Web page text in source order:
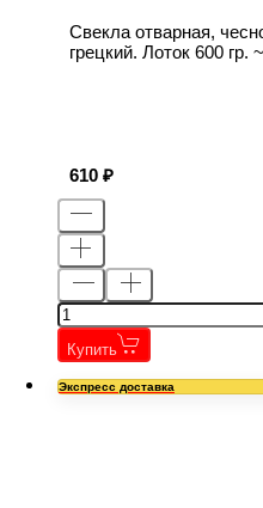
Свекла отварная,
грецкий. Лоток 600 гр.
610
Купить
Экспресс доставка